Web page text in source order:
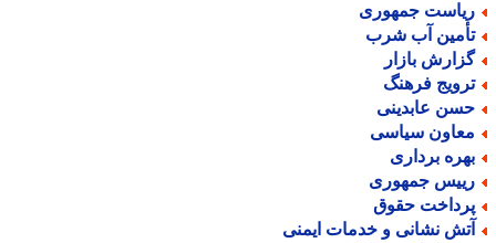
جمهوری
آب شرب
بازار
فرهنگ
عابدینی
سیاسی
برداری
جمهوری
حقوق
نشانی و خدمات ایمنی